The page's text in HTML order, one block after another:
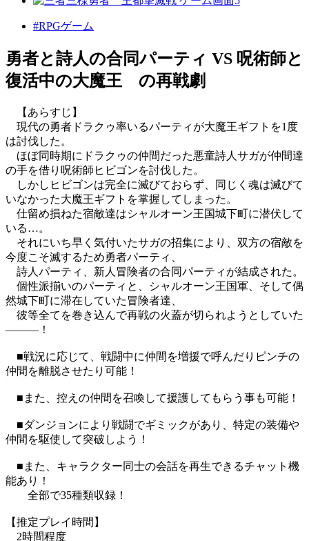
#RPGゲーム
勇者と詩人の合同パーティ VS 呪術師と
復活中の大魔王 の再戦劇
【あらすじ】
現代の勇者ドラクゥ率いるパーティが大魔王ギフトを1度
は討伐した。
ほぼ同時期にドラクゥの仲間だった悪童詩人サガが仲間達
の手を借り呪術師ヒビゴンを討伐した。
しかしヒビゴンは完全に滅びておらず、同じく魂は滅びて
いなかった大魔王ギフトを掌握してしまった。
仕留め損ねた宿敵達はシャルオーン王国城下町に潜伏して
いる…。
それにいち早く気付いたサガの招集により、双方の宿敵を
今度こそ滅するため勇者パーティ、
詩人パーティ、新人冒険者の合同パーティが結成された。
個性派揃いのパーティと、シャルオーン王国軍、そして偶
然城下町に滞在していた冒険者達、
彼等全てを巻き込んで再戦の火蓋が切られようとしていた
―――！
■戦況に応じて、戦闘中に仲間を増援で呼んだりピンチの
仲間を離脱させたり可能！
■また、控えの仲間を召喚して援護してもらう事も可能！
■ダンジョンにより戦闘でギミックがあり、特定の装備や
仲間を駆使して突破しよう！
■また、キャラクター同士の会話を再生できるチャット機
能あり！
全部で35種類収録！
【推定プレイ時間】
2時間程度